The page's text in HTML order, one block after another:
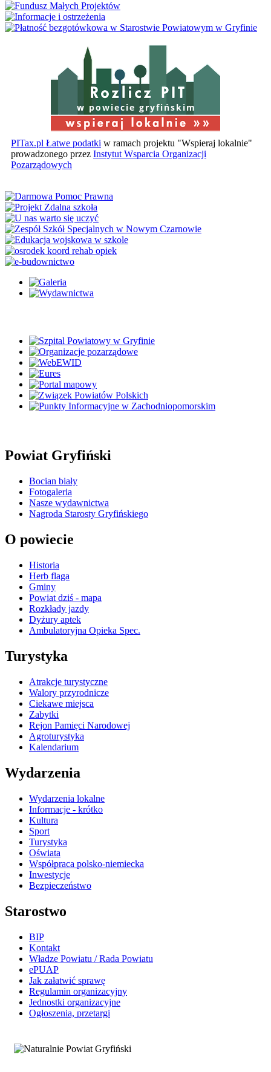
w powiecie gryfińskim
PITax.pl Łatwe podatki w ramach projektu "Wspieraj lokalnie"
prowadzonego przez Instytut Wsparcia Organizacji
Pozarządowych
Powiat Gryfiński
Bocian biały
Fotogaleria
Nasze wydawnictwa
Nagroda Starosty Gryfińskiego
O powiecie
Historia
Herb flaga
Gminy
Powiat dziś - mapa
Rozkłady jazdy
Dyżury aptek
Ambulatoryjna Opieka Spec.
Turystyka
Atrakcje turystyczne
Walory przyrodnicze
Ciekawe miejsca
Zabytki
Rejon Pamięci Narodowej
Agroturystyka
Kalendarium
Wydarzenia
Wydarzenia lokalne
Informacje - krótko
Kultura
Sport
Turystyka
Oświata
Współpraca polsko-niemiecka
Inwestycje
Bezpieczeństwo
Starostwo
BIP
Kontakt
Władze Powiatu / Rada Powiatu
ePUAP
Jak załatwić sprawę
Regulamin organizacyjny
Jednostki organizacyjne
Ogłoszenia, przetargi